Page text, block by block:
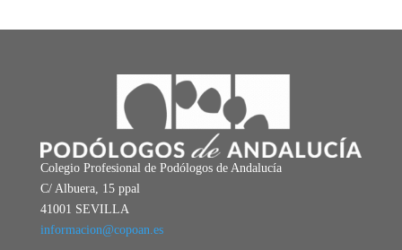
Colegio Profesional de Podólogos de Andalucía
C/ Albuera, 15 ppal
41001 SEVILLA
informacion@copoan.es